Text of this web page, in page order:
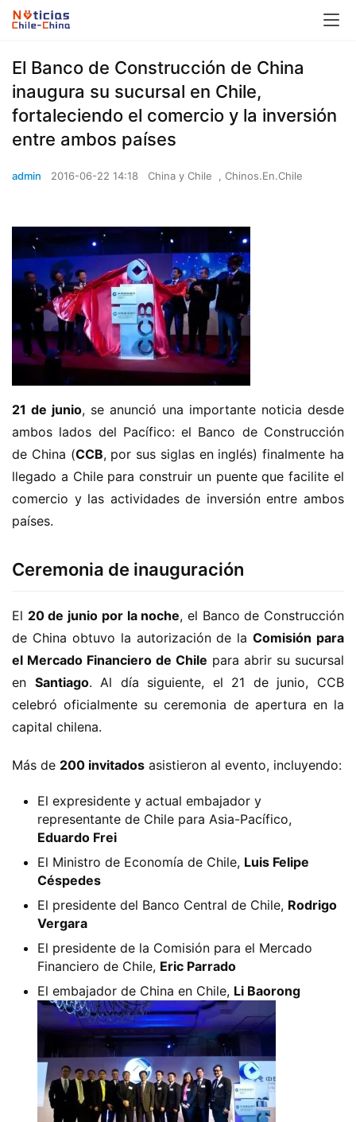
El Banco de Construcción de China
inaugura su sucursal en Chile,
fortaleciendo el comercio y la inversión
entre ambos países
admin 2016-06-22 14:18 China y Chile , Chinos.En.Chile
21 de junio, se anunció una importante noticia desde
ambos lados del Pacífico: el Banco de Construcción
de China (CCB, por sus siglas en inglés) finalmente ha
llegado a Chile para construir un puente que facilite el
comercio y las actividades de inversión entre ambos
países.
Ceremonia de inauguración
El 20 de junio por la noche, el Banco de Construcción
de China obtuvo la autorización de la Comisión para
el Mercado Financiero de Chile para abrir su sucursal
en Santiago. Al día siguiente, el 21 de junio, CCB
celebró oficialmente su ceremonia de apertura en la
capital chilena.
Más de 200 invitados asistieron al evento, incluyendo:
El expresidente y actual embajador y
representante de Chile para Asia-Pacífico,
Eduardo Frei
El Ministro de Economía de Chile, Luis Felipe
Céspedes
El presidente del Banco Central de Chile, Rodrigo
Vergara
El presidente de la Comisión para el Mercado
Financiero de Chile, Eric Parrado
El embajador de China en Chile, Li Baorong